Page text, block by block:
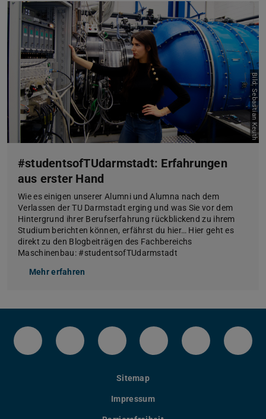
Bild: Sebastian Keuth
#studentsofTUdarmstadt: Erfahrungen
aus erster Hand
Wie es einigen unserer Alumni und Alumna nach dem
Verlassen der TU Darmstadt erging und was Sie vor dem
Hintergrund ihrer Berufserfahrung rückblickend zu ihrem
Studium berichten können, erfährst du hier… Hier geht es
direkt zu den Blogbeiträgen des Fachbereichs
Maschinenbau: #studentsofTUdarmstadt
Mehr erfahren
Twitter #maschbautudaKanal des Fachbereichs
FacebookYouTube
Sitemap
Impressum